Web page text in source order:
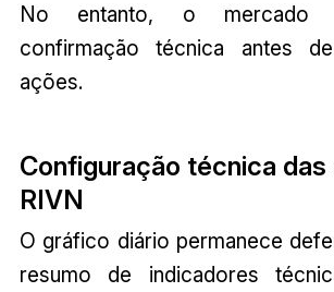
No entanto, o mercado
confirmação técnica antes
ações.
Configuração técnica das
RIVN
O gráfico diário permanece
resumo de indicadores